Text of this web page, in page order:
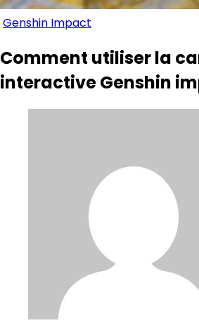
Genshin Impact
Comment utiliser la
interactive Genshin